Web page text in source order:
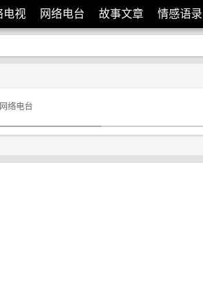
电视 网络电台 故事文章 情感语录
络电台